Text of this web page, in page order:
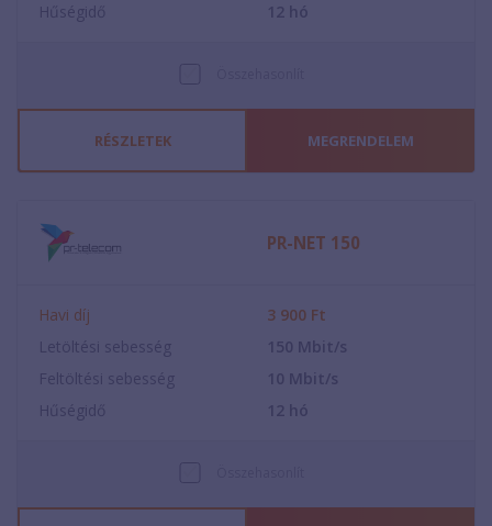
Hűségidő
12 hó
RÉSZLETEK MEGRENDELEM
PR-NET 150
Havi díj 3 900 Ft
Letöltési sebesség
150 Mbit/s
Feltöltési sebesség
10 Mbit/s
Hűségidő
12 hó